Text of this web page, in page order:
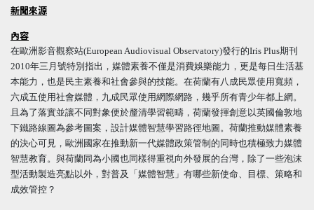
新聞來源
內容
在歐洲影音觀察站(European Audiovisual Observatory)發行的Iris Plus期刊
2010年三月號特別指出，媒體素養不僅是消費娛樂能力，更是每日生活基
本能力，也是民主素養和社會參與的技能。在荷蘭有八成民眾使用寬頻，
六成五使用社會媒體，九成民眾使用網際網路，幾乎所有青少年都上網。
且為了落實並讓不同對象便於釐清學習範疇，荷蘭發揮創意以英國倫敦地
下鐵路線圖為參考圖案，設計媒體智慧學習路徑地圖。荷蘭推動媒體素養
的決心可見，歐洲國家在推動新一代媒體政策管制的同時也積極致力媒體
智慧教育。與荷蘭同為小國也同樣得重視向外發展的台灣，除了一些泡沫
型活動製造亮點以外，對普及「媒體智慧」有哪些新使命、目標、策略和
成效管控？